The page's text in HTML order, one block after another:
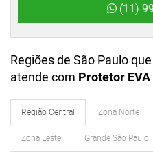
(11)
Regiões de São Paulo
atende com Protetor
Região Central Zona Norte
Zona Leste Grande São Paulo